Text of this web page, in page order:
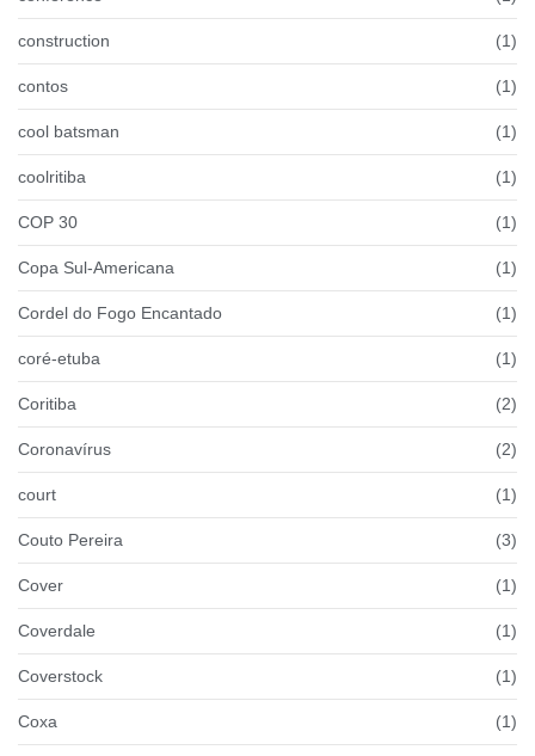
construction (1)
contos (1)
cool batsman (1)
coolritiba (1)
COP 30 (1)
Copa Sul-Americana (1)
Cordel do Fogo Encantado (1)
coré-etuba (1)
Coritiba (2)
Coronavírus (2)
court (1)
Couto Pereira (3)
Cover (1)
Coverdale (1)
Coverstock (1)
Coxa (1)